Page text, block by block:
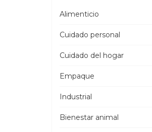
Alimenticio
Cuidado personal
Cuidado del hogar
Empaque
Industrial
Bienestar animal